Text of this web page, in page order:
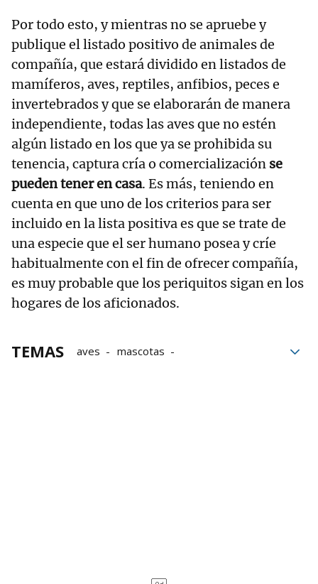
Por todo esto, y mientras no se apruebe y
publique el listado positivo de animales de
compañía, que estará dividido en listados de
mamíferos, aves, reptiles, anfibios, peces e
invertebrados y que se elaborarán de manera
independiente, todas las aves que no estén
algún listado en los que ya se prohibida su
tenencia, captura cría o comercialización se
pueden tener en casa. Es más, teniendo en
cuenta en que uno de los criterios para ser
incluido en la lista positiva es que se trate de
una especie que el ser humano posea y críe
habitualmente con el fin de ofrecer compañía,
es muy probable que los periquitos sigan en los
hogares de los aficionados.
TEMAS aves
mascotas